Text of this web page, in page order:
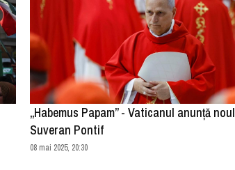
„Habemus Papam” - Vaticanul anunță noul
Suveran Pontif
08 mai 2025, 20:30